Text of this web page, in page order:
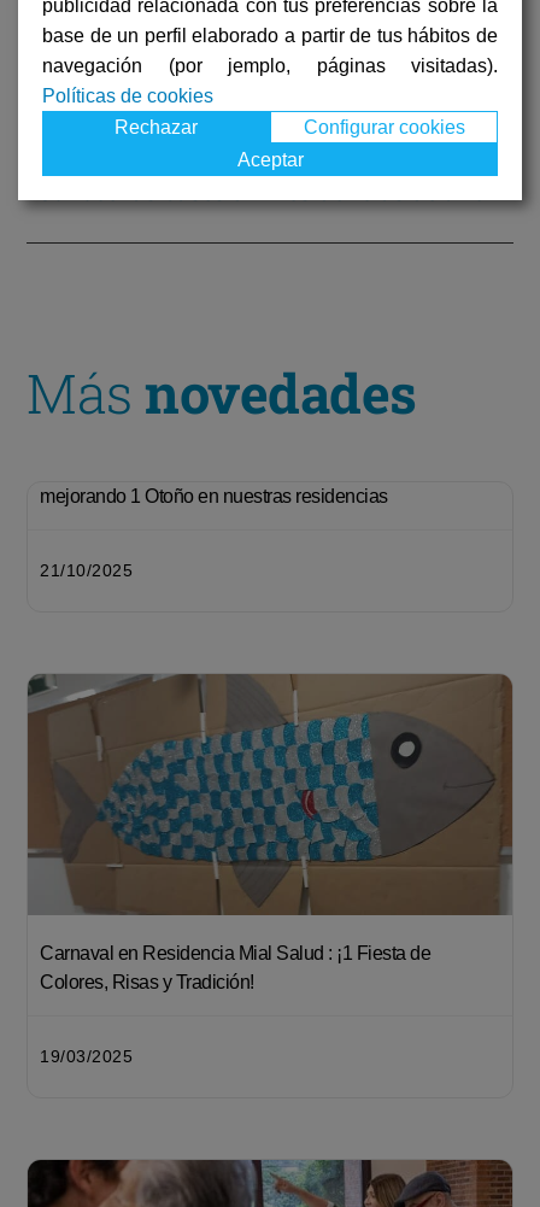
Másnovedades
mejorando 1 Otoño en nuestras residencias
21/10/2025
Carnaval en Residencia Mial Salud : ¡1 Fiesta de
Colores, Risas y Tradición!
19/03/2025
publicidad relacionada con tus preferencias sobre la
base de un perfil elaborado a partir de tus hábitos de
navegación (por jemplo, páginas visitadas).
Políticas de cookies
Rechazar
Configurar cookies
Aceptar